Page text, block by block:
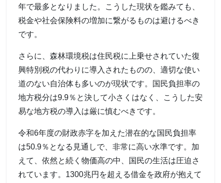
年で最多となりました。こうした現状を鑑みても、
税金や社会保険料の増加に繋がるものは避けるべき
です。
さらに、森林環境税は住民税に上乗せされていた復
興特別税の代わりに導入されたものの、適切な使い
道のない自治体も多いのが現状です。国民負担率の
地方税分は9.9％と決して小さくはなく、こうした安
易な地方税の導入は厳に慎むべきです。
令和6年度の財政赤字を加えた潜在的な国民負担率
は50.9％となる見通しで、非常に高い水準です。加
えて、依然と続く物価高の中、国民の生活は圧迫さ
れています。1300兆円を超える借金を政府が抱えて